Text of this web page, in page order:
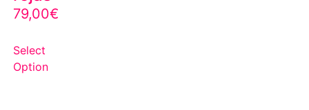
79,00€
Select
Option